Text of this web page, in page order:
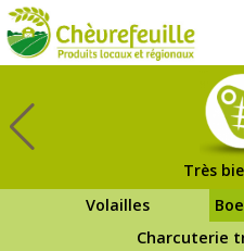
Très
Volailles
Charcuterie